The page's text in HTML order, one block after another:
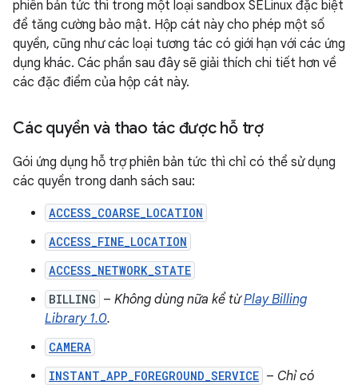
phiên bản tức thì trong một loại sandbox SELinux đặc biệt
để tăng cường bảo mật. Hộp cát này cho phép một số
quyền, cũng như các loại tương tác có giới hạn với các ứng
dụng khác. Các phần sau đây sẽ giải thích chi tiết hơn về
các đặc điểm của hộp cát này.
Các quyền và thao tác được hỗ trợ
Gói ứng dụng hỗ trợ phiên bản tức thì chỉ có thể sử dụng
các quyền trong danh sách sau:
ACCESS_COARSE_LOCATION
ACCESS_FINE_LOCATION
ACCESS_NETWORK_STATE
BILLING – Không dùng nữa kể từPlay Billing
Library 1.0.
CAMERA
INSTANT_APP_FOREGROUND_SERVICE – Chỉ có